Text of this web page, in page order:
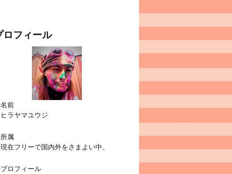
ロフィール
前
ラヤマユウジ
属
在フリーで国内外をさまよい中。
ロフィール